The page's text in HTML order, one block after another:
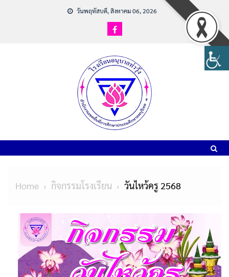
วันพฤหัสบดี, สิงหาคม 06, 2026
Home กิจกรรมโรงเรียน วันไหว้ครู 2568